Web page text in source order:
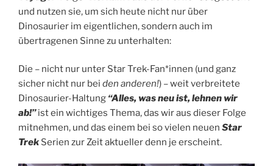
und nutzen sie, um sich heute nicht nur über
Dinosaurier im eigentlichen, sondern auch im
übertragenen Sinne zu unterhalten:
Die – nicht nur unter Star Trek-Fan*innen (und ganz
sicher nicht nur bei den anderen!) – weit verbreitete
Dinosaurier-Haltung “Alles, was neu ist, lehnen wir
ab!”ist ein wichtiges Thema, das wir aus dieser Folge
mitnehmen, und das einem bei so vielen neuen Star
Trek Serien zur Zeit aktueller denn je erscheint.